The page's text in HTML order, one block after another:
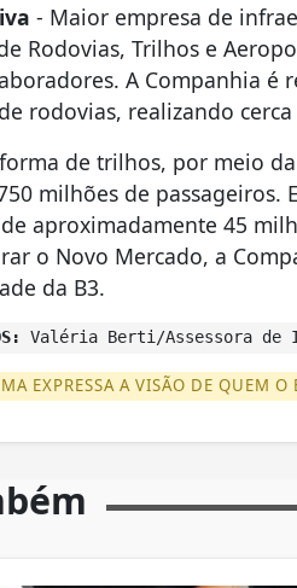
- Maior empresa de
Rodovias, Trilhos e
A Companhia é
rodovias, realizando
de trilhos, por meio
milhões de passageiros.
aproximadamente 45
o Novo Mercado, a
da B3.
Valéria Berti/Assessora de
EXPRESSA A VISÃO DE QUEM